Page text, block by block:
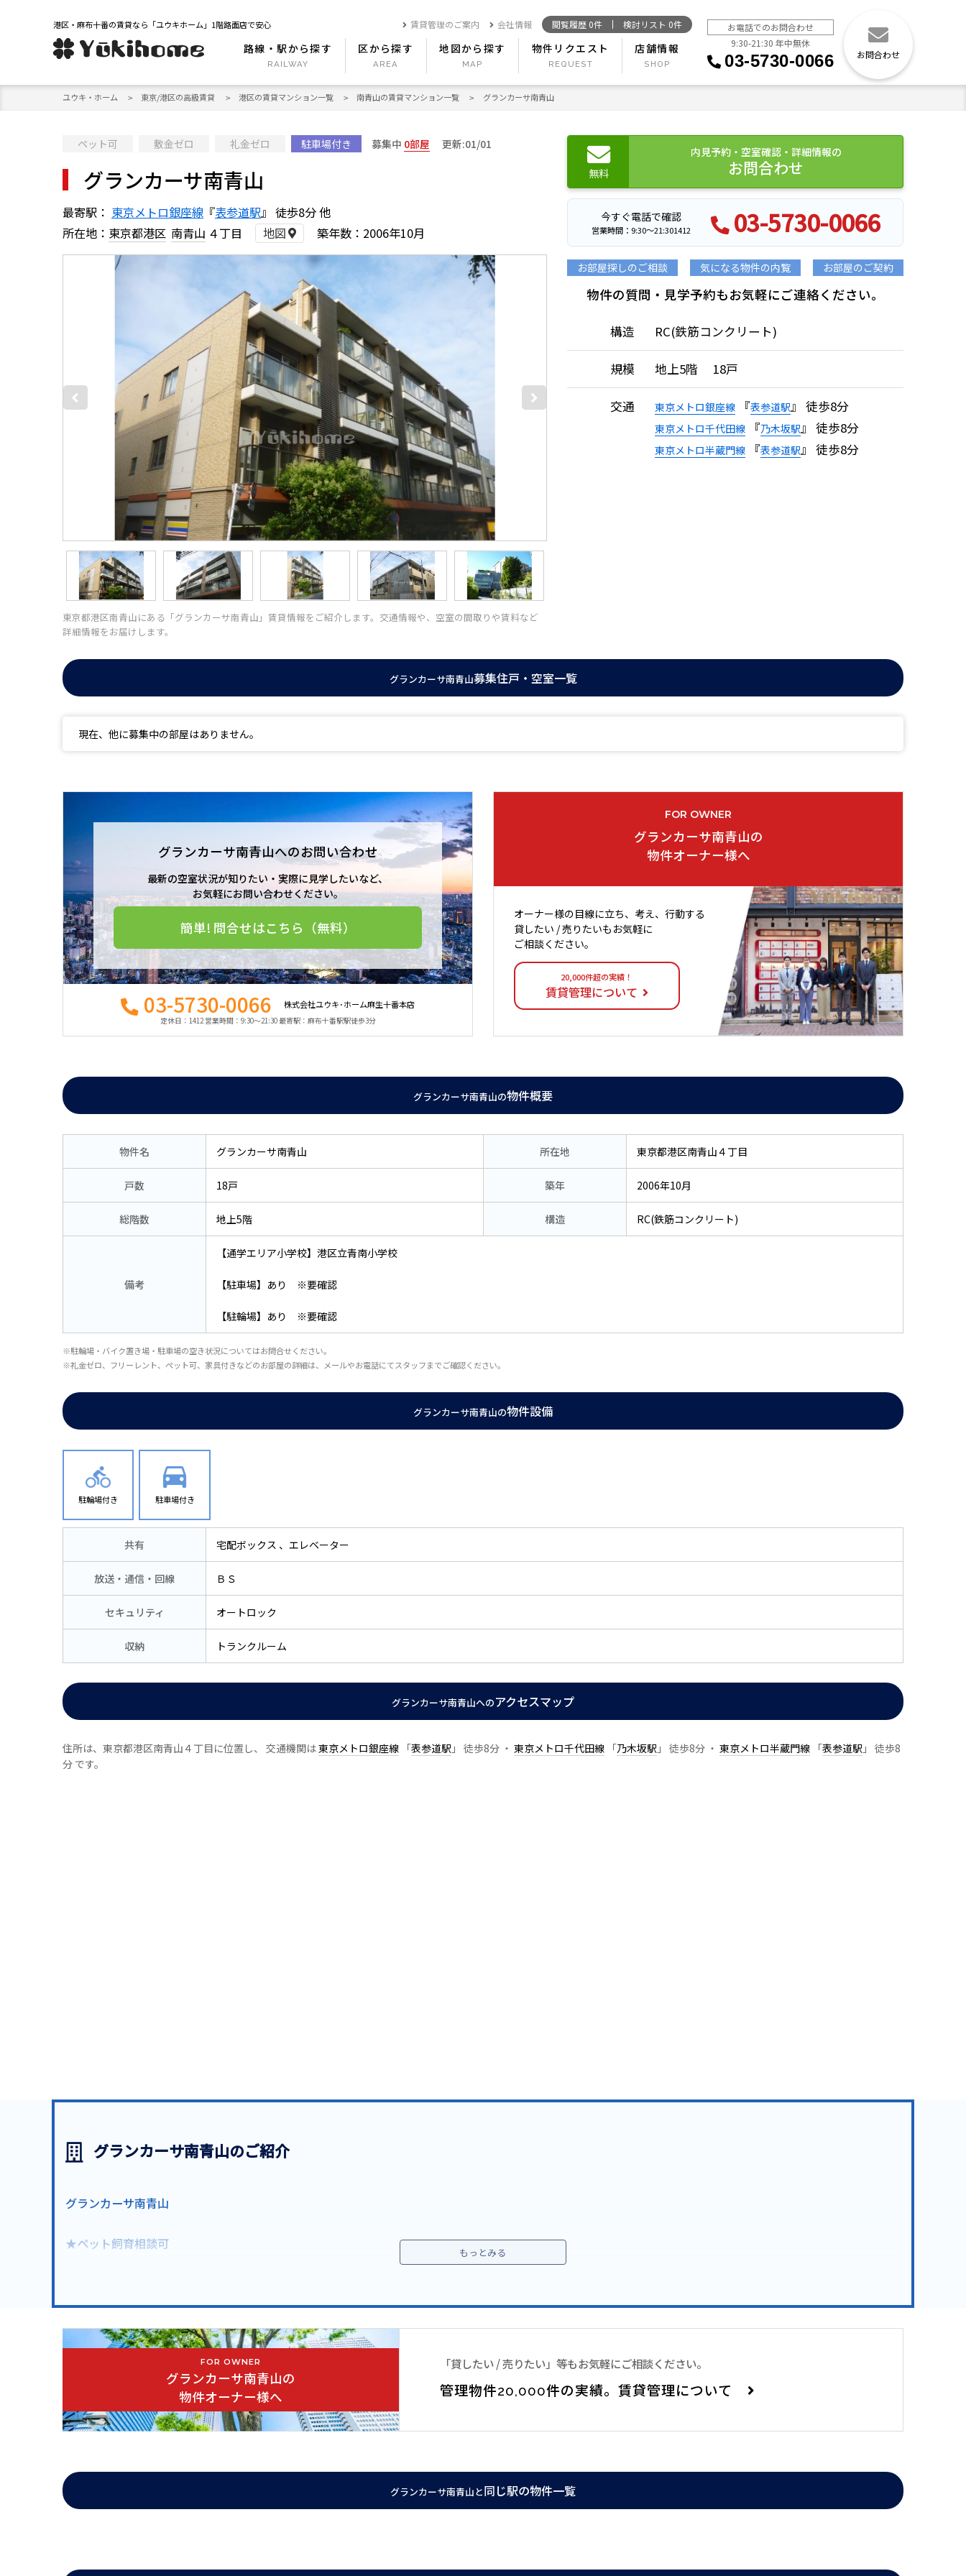
港区・麻布十番の賃貸なら「ユウキホーム」1階路面店で安心 賃貸管理のご案内 会社情報 閲覧履歴 0件 検討リスト 0件
路線・駅から探す 区から探す 地図から探す 物件リクエスト 店舗情報
お電話でのお問合わせ
9:30-21:30 年中無休
03-5730-0066 お問合わせ
ユウキ・ホーム 東京/港区の高級賃貸 港区の賃貸マンション一覧 南青山の賃貸マンション一覧 グランカーサ南青山
ペット可 敷金ゼロ 礼金ゼロ 駐車場付き 募集中 0部屋 更新:01/01
グランカーサ南青山
最寄駅： 東京メトロ銀座線 『表参道駅』 徒歩8分 他
所在地： 東京都港区 南青山 ４丁目 地図 築年数：2006年10月
無料
内見予約・空室確認・詳細情報の
お問合わせ
今すぐ電話で確認
営業時間：9:30〜21:301412 03-5730-0066
東京都港区南青山にある「グランカーサ南青山」賃貸情報をご紹介します。交通情報や、空室の間取りや賃料など
詳細情報をお届けします。
お部屋探しのご相談 気になる物件の内覧 お部屋のご契約
物件の質問・見学予約もお気軽にご連絡ください。
構造 RC(鉄筋コンクリート)
規模 地上5階 18戸
交通 東京メトロ銀座線『表参道駅』 徒歩8分
東京メトロ千代田線『乃木坂駅』 徒歩8分
東京メトロ半蔵門線『表参道駅』 徒歩8分
グランカーサ南青山募集住戸・空室一覧
現在、他に募集中の部屋はありません。
グランカーサ南青山へのお問い合わせ
最新の空室状況が知りたい・実際に見学したいなど、
お気軽にお問い合わせください。
簡単! 問合せはこちら（無料）
03-5730-0066 株式会社ユウキ･ホーム麻生十番本店
定休日：1412 営業時間：9:30〜21:30 最寄駅：麻布十番駅駅徒歩3分
FOR OWNER
グランカーサ南青山の
物件オーナー様へ
オーナー様の目線に立ち、考え、行動する
貸したい / 売りたいもお気軽に
ご相談ください。
20,000件超の実績！
賃貸管理について
グランカーサ南青山の物件概要
物件名 グランカーサ南青山 所在地 東京都港区南青山４丁目
戸数 18戸 築年 2006年10月
総階数 地上5階 構造 RC(鉄筋コンクリート)
備考
【通学エリア小学校】港区立青南小学校
【駐車場】あり ※要確認
【駐輪場】あり ※要確認
※駐輪場・バイク置き場・駐車場の空き状況についてはお問合せください。
※礼金ゼロ、フリーレント、ペット可、家具付きなどのお部屋の詳細は、メールやお電話にてスタッフまでご確認ください。
グランカーサ南青山の物件設備
駐輪場付き 駐車場付き
共有 宅配ボックス エレベーター
放送・通信・回線 ＢＳ
セキュリティ オートロック
収納 トランクルーム
グランカーサ南青山へのアクセスマップ
住所は、東京都港区南青山４丁目に位置し、 交通機関は東京メトロ銀座線 「表参道駅 」 徒歩8分 ・ 東京メトロ千代田線 「乃木坂駅 」 徒歩8分 ・ 東京メトロ半蔵門線 「表参道駅 」 徒歩8
分 です。
グランカーサ南青山のご紹介
グランカーサ南青山
★ペット飼育相談可
東京メトロ半蔵門線・銀座線「表参道駅」徒歩8分
東京メトロ千代田線「乃木坂駅」徒歩8分
グランカーサ南青山は、２４６南青山三丁目交差点から通称キラー通りを西麻布へ向かい、右方向へ入った閑静な住宅街の一角です。
近くには、根津美術館、フロムファーストがあり、南青山の中核的な場所と言えます。
グランカーサ南青山の賃貸情報は、南青山の賃貸情報に詳しいユウキホームへお問い合わせ下さいませ。
FOR OWNER
グランカーサ南青山の
物件オーナー様へ
「貸したい / 売りたい」等もお気軽にご相談ください。
管理物件20,000件の実績。 賃貸管理について
グランカーサ南青山と同じ駅の物件一覧